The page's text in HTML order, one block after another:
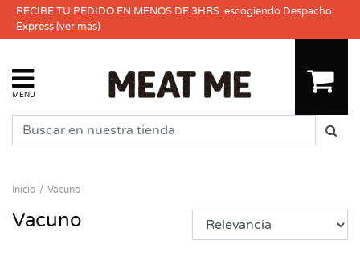
RECIBE TU PEDIDO EN MENOS DE 3HRS. escogiendo Despacho
Express(ver más)
MENU
Inicio Vacuno
Vacuno